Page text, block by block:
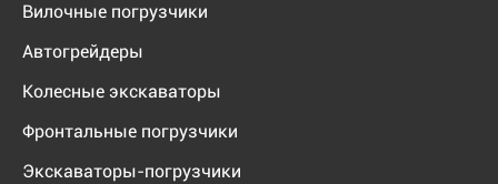
Вилочные погрузчики
Автогрейдеры
Колесные экскаваторы
Фронтальные погрузчики
Экскаваторы-погрузчики